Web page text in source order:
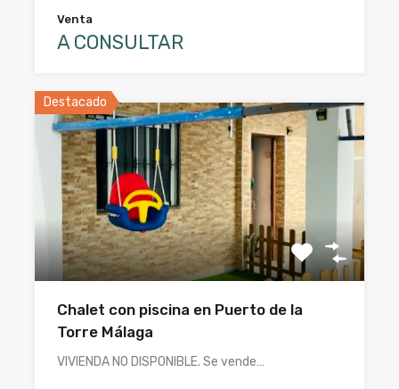
Venta
A CONSULTAR
Destacado
Chalet con piscina en Puerto de la
Torre Málaga
VIVIENDA NO DISPONIBLE. Se vende…